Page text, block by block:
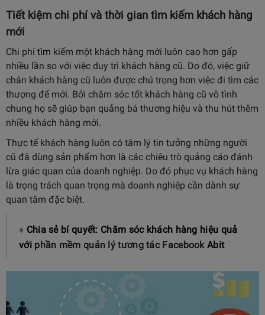
Tiết kiệm chi phí và thời gian tìm kiếm khách hàng
mới
Chi phí tìm kiếm một khách hàng mới luôn cao hơn gấp
nhiều lần so với việc duy trì khách hàng cũ. Do đó, việc giữ
chân khách hàng cũ luôn được chú trọng hơn việc đi tìm các
thượng đế mới. Bởi chăm sóc tốt khách hàng cũ vô tình
chung họ sẽ giúp bạn quảng bá thương hiệu và thu hút thêm
nhiều khách hàng mới.
Thực tế khách hàng luôn có tâm lý tin tưởng những người
cũ đã dùng sản phẩm hơn là các chiêu trò quảng cáo đánh
lừa giác quan của doanh nghiệp. Do đó phục vụ khách hàng
là trọng trách quan trọng mà doanh nghiệp cần dành sự
quan tâm đặc biệt.
♦ Chia sẻ bí quyết: Chăm sóc khách hàng hiệu quả
với phần mềm quản lý tương tác Facebook Abit